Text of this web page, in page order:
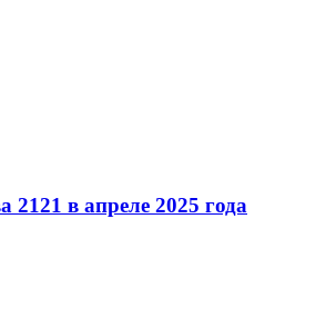
в апреле 2025 года